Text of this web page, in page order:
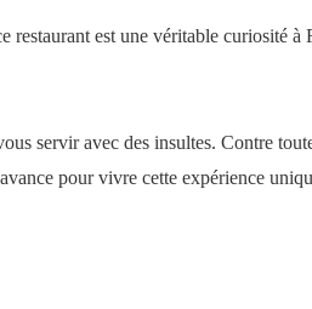
restaurant est une véritable curiosité
servir avec des insultes. Contre
pour vivre cette expérience